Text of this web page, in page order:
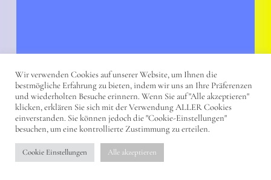
PODCAST
Kleinstadtheld:in: Sebastian
Lindemans (Media:FORUM
Wir verwenden Cookies auf unserer Website, um Ihnen die
bestmögliche Erfahrung zu bieten, indem wir uns an Ihre Präferenzen
und wiederholten Besuche erinnern. Wenn Sie auf "Alle akzeptieren"
klicken, erklären Sie sich mit der Verwendung ALLER Cookies
einverstanden. Sie können jedoch die "Cookie-Einstellungen"
besuchen, um eine kontrollierte Zustimmung zu erteilen.
Cookie Einstellungen Alle akzeptieren